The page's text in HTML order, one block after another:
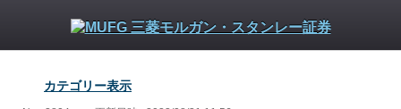
カテゴリー表示